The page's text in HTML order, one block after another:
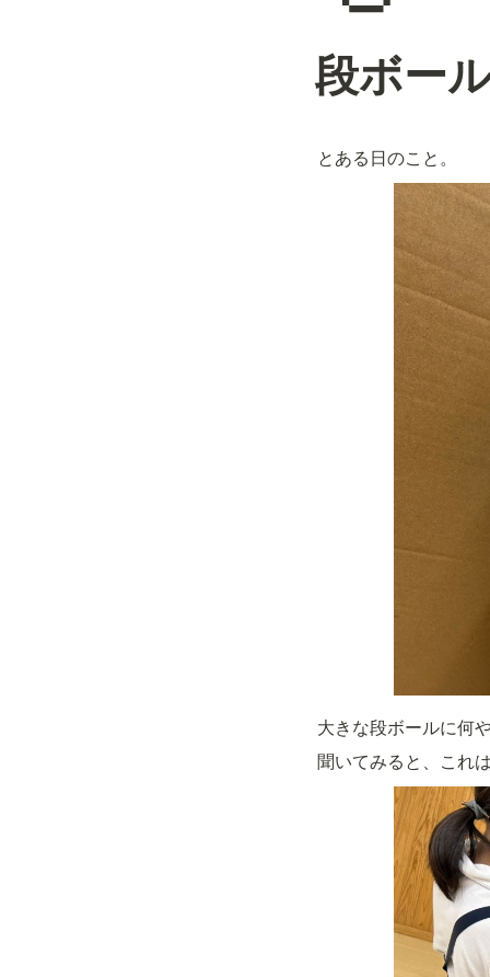
段ボー
とある日のこと。
大きな段ボールに何
聞いてみると、これ